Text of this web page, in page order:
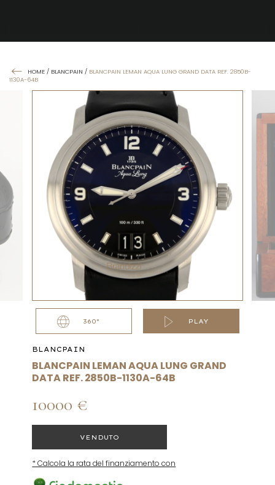
HOME / BLANCPAIN / BLANCPAIN LEMAN AQUA LUNG GRAND DATA REF. 2850B-
1130A-64B
360° PLAY
BLANCPAIN
BLANCPAIN LEMAN AQUA LUNG GRAND
DATA REF. 2850B-1130A-64B
10000 €
VENDUTO
* Calcola la rata del finanziamento con